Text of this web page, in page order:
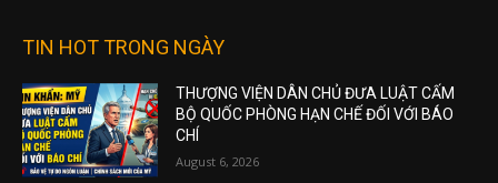
TIN HOT TRONG NGÀY
THƯỢNG VIỆN DÂN CHỦ ĐƯA LUẬT CẤM
BỘ QUỐC PHÒNG HẠN CHẾ ĐỐI VỚI BÁO
CHÍ
August 6, 2026